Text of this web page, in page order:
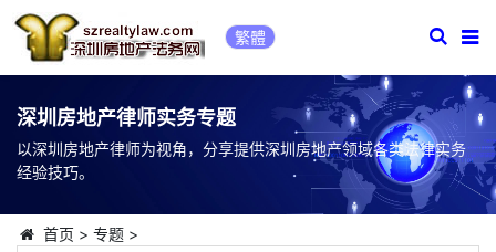
繁體
深圳房地产律师实务专题
以深圳房地产律师为视角，分享提供深圳房地产领域各类法律实务
经验技巧。
首页 > 专题>